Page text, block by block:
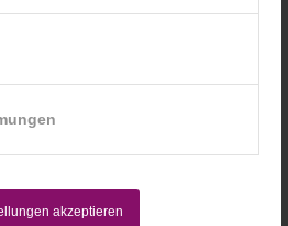
akzeptieren